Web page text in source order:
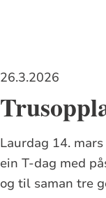
26.3.2026
Laurdag 14.
ein T-dag med
og til saman tre